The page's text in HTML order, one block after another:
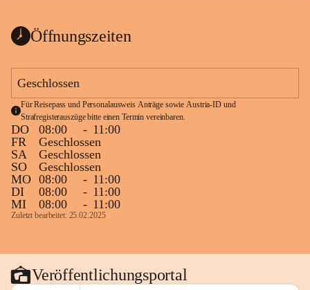
Öffnungszeiten
Geschlossen
Für Reisepass und Personalausweis Anträge sowie Austria-ID und
Strafregisterauszüge bitte einen Termin vereinbaren.
DO 08:00 - 11:00
FR
Geschlossen
SA
Geschlossen
SO
Geschlossen
MO 08:00 - 11:00
DI
08:00 - 11:00
MI
08:00 - 11:00
Zuletzt bearbeitet: 25.02.2025
Veröffentlichungsportal